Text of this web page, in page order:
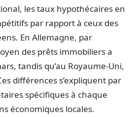
les taux hypothécaires en
par rapport à ceux des
En Allemagne, par
des prêts immobiliers a
tandis qu’au Royaume-Uni,
différences s’expliquent par
spécifiques à chaque
économiques locales.